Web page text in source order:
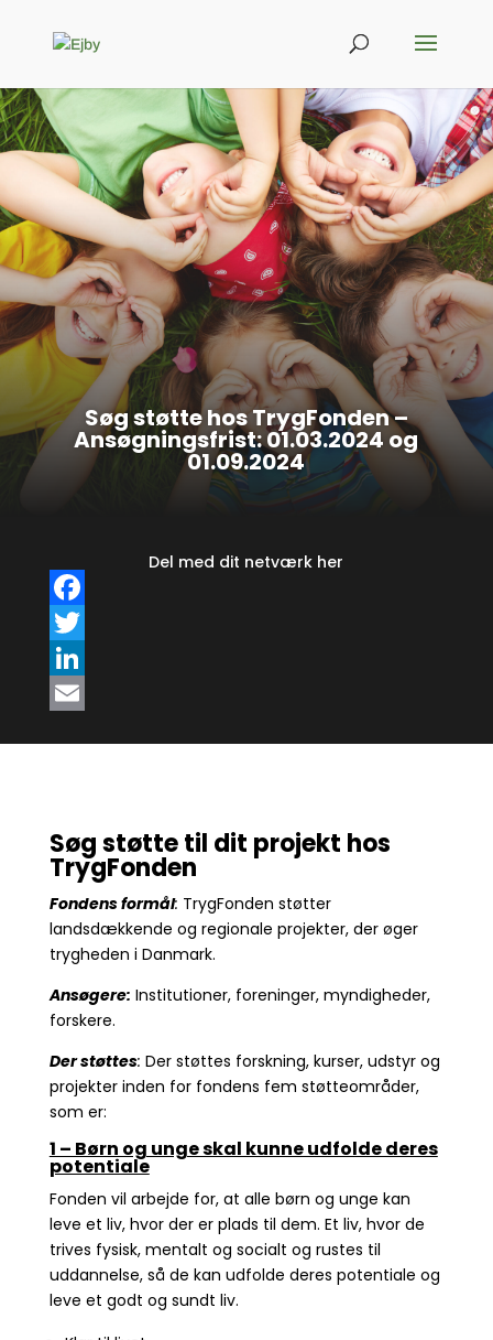
Søg støtte hos TrygFonden –
Ansøgningsfrist: 01.03.2024 og
01.09.2024
Del med dit netværk her
o
e
e
I
n
i
Søg støtte til dit projekt hos
TrygFonden
Fondens formål: TrygFonden støtter
landsdækkende og regionale projekter, der øger
trygheden i Danmark.
Ansøgere: Institutioner, foreninger, myndigheder,
forskere.
Der støttes: Der støttes forskning, kurser, udstyr og
projekter inden for fondens fem støtteområder,
som er:
1 – Børn og unge skal kunne udfolde deres
potentiale
Fonden vil arbejde for, at alle børn og unge kan
leve et liv, hvor der er plads til dem. Et liv, hvor de
trives fysisk, mentalt og socialt og rustes til
uddannelse, så de kan udfolde deres potentiale og
leve et godt og sundt liv.